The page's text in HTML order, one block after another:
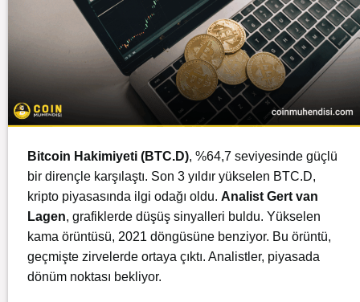
Bitcoin Hakimiyeti (BTC.D), %64,7 seviyesinde güçlü
bir dirençle karşılaştı. Son 3 yıldır yükselen BTC.D,
kripto piyasasında ilgi odağı oldu. Analist Gert van
Lagen, grafiklerde düşüş sinyalleri buldu. Yükselen
kama örüntüsü, 2021 döngüsüne benziyor. Bu örüntü,
geçmişte zirvelerde ortaya çıktı. Analistler, piyasada
dönüm noktası bekliyor.